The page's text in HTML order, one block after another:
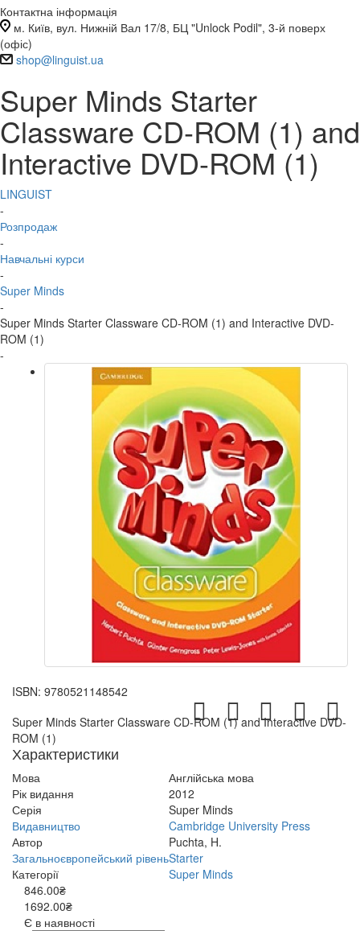
Контактна інформація
м. Київ, вул. Нижній Вал 17/8, БЦ "Unlock Podil", 3-й поверх
(офіс)
shop@linguist.ua
Super Minds Starter
Classware CD-ROM (1) and
Interactive DVD-ROM (1)
LINGUIST
-
Розпродаж
-
Навчальні курси
-
Super Minds
-
Super Minds Starter Classware CD-ROM (1) and Interactive DVD-
ROM (1)
-
ISBN: 9780521148542
Super Minds Starter Classware CD-ROM (1) and Interactive DVD-
ROM (1)
Характеристики
Мова
Англійська мова
Рік видання
2012
Серія
Super Minds
Видавництво
Cambridge University Press
Автор
Puchta, H.
Загальноєвропейський рівеньStarter
Категорії
Super Minds
846.00₴
1692.00₴
Є в наявності